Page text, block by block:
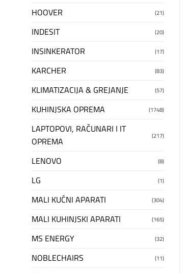
HOOVER (21)
INDESIT (20)
INSINKERATOR (17)
KARCHER (83)
KLIMATIZACIJA & GREJANJE (57)
KUHINJSKA OPREMA (1748)
LAPTOPOVI, RAČUNARI I IT
OPREMA
(217)
LENOVO (8)
LG (1)
MALI KUĆNI APARATI (304)
MALI KUHINJSKI APARATI (165)
MS ENERGY (32)
NOBLECHAIRS (11)